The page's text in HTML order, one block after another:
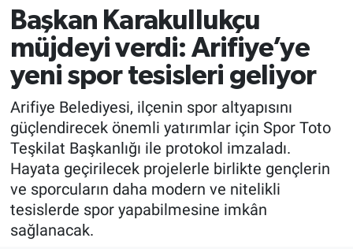
Başkan Karakullukçu
müjdeyi verdi: Arifiye’ye
yeni spor tesisleri geliyor
Arifiye Belediyesi, ilçenin spor altyapısını
güçlendirecek önemli yatırımlar için Spor Toto
Teşkilat Başkanlığı ile protokol imzaladı.
Hayata geçirilecek projelerle birlikte gençlerin
ve sporcuların daha modern ve nitelikli
tesislerde spor yapabilmesine imkân
sağlanacak.
YAŞAM
SAKARYA
SİYASET
EKONOMİ
SOKAK RÖPORTAJLARI
SPOR
Adapazarı Trafik Yoğunluk Haritası
Süper Lig Puan Durumu ve Fikstür
Tüm Manşetler
Son Dakika Haberleri
Haber Arşivi